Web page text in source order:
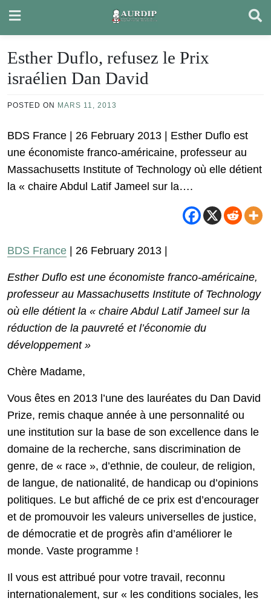
content
Esther Duflo, refusez le Prix
israélien Dan David
POSTED ON MARS 11, 2013
BDS France | 26 February 2013 | Esther Duflo est
une économiste franco-américaine, professeur au
Massachusetts Institute of Technology où elle détient
la « chaire Abdul Latif Jameel sur la….
BDS France | 26 February 2013 |
Esther Duflo est une économiste franco-américaine,
professeur au Massachusetts Institute of Technology
où elle détient la « chaire Abdul Latif Jameel sur la
réduction de la pauvreté et l’économie du
développement »
Chère Madame,
Vous êtes en 2013 l’une des lauréates du Dan David
Prize, remis chaque année à une personnalité ou
une institution sur la base de son excellence dans le
domaine de la recherche, sans discrimination de
genre, de « race », d’ethnie, de couleur, de religion,
de langue, de nationalité, de handicap ou d’opinions
politiques. Le but affiché de ce prix est d’encourager
et de promouvoir les valeurs universelles de justice,
de démocratie et de progrès afin d’améliorer le
monde. Vaste programme !
Il vous est attribué pour votre travail, reconnu
internationalement, sur « les conditions sociales, les